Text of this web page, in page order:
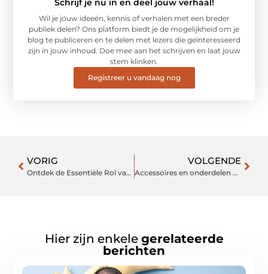
Schrijf je nu in en deel jouw verhaal!
Wil je jouw ideeën, kennis of verhalen met een breder
publiek delen? Ons platform biedt je de mogelijkheid om je
blog te publiceren en te delen met lezers die geïnteresseerd
zijn in jouw inhoud. Doe mee aan het schrijven en laat jouw
stem klinken.
Registreer u vandaag nog
VORIG
Ontdek de Essentiële Rol van een Notaris in Bergen op Zoom
VOLGENDE
Accessoires en onderdelen bij de fietsenwinkel in Nijmegen
Hier zijn enkele gerelateerde
berichten